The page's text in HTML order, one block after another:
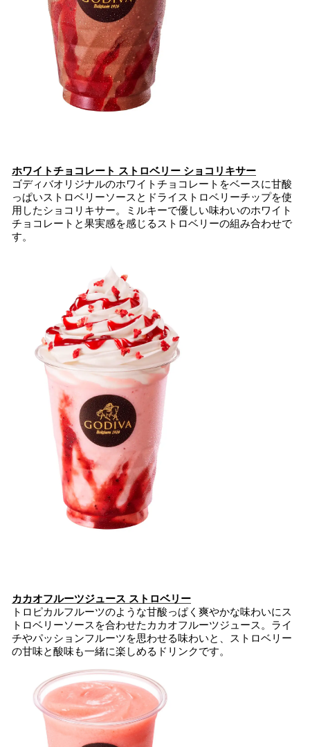
ホワイトチョコレート ストロベリー ショコリキサー
ゴディバオリジナルのホワイトチョコレートをベースに甘酸
っぱいストロベリーソースとドライストロベリーチップを使
用したショコリキサー。ミルキーで優しい味わいのホワイト
チョコレートと果実感を感じるストロベリーの組み合わせで
す。
カカオフルーツジュース ストロベリー
トロピカルフルーツのような甘酸っぱく爽やかな味わいにス
トロベリーソースを合わせたカカオフルーツジュース。ライ
チやパッションフルーツを思わせる味わいと、ストロベリー
の甘味と酸味も一緒に楽しめるドリンクです。